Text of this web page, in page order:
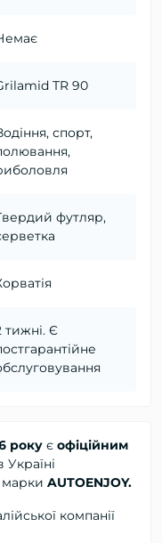
TR 90
спорт,
футляр,
тижні. Є
року є офіційним
Україні
марки AUTOENJOY.
компанії